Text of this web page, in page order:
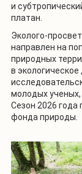
и
платан.
Эколого-
направлен на
природных
в
молодых ученых,
Сезон 2026 года
фонда природы.